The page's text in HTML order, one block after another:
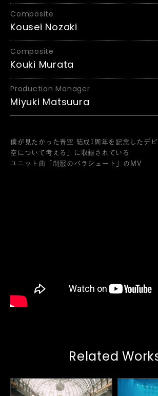
Composite
Kousei Nozaki
Composite
Kouki Murata
Production Manager
Miyuki Matsuura
僕が見たかった青空 結成1周年を記念したデ
空について考える」に収録されている
ユニット曲「制服のパラシュート」のMV
Related